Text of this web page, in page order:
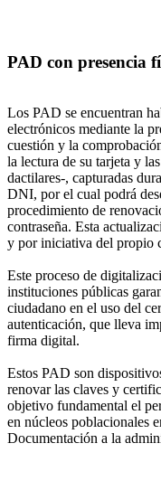
PAD con presencia
Los PAD se encuentran
electrónicos mediante la
cuestión y la
la lectura de su tarjeta y
dactilares-, capturadas
DNI, por el cual podrá
procedimiento de
contraseña. Esta
y por iniciativa del propio
Este proceso de
instituciones públicas
ciudadano en el uso del
autenticación, que lleva
firma digital.
Estos PAD son
renovar las claves y
objetivo fundamental el
en núcleos poblacionales
Documentación a la